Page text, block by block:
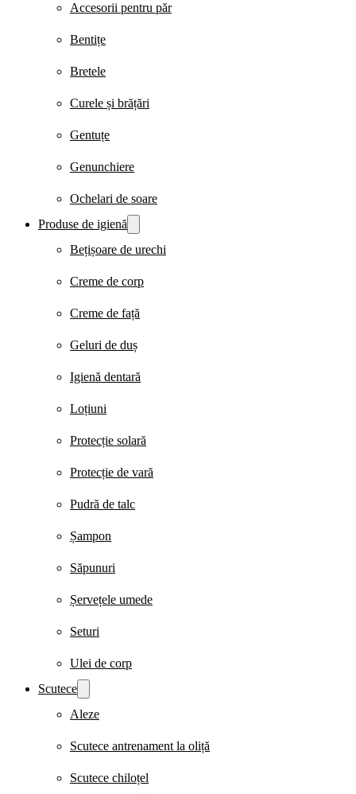
Accesorii pentru păr
Bentițe
Bretele
Curele și brățări
Gentuțe
Genunchiere
Ochelari de soare
Produse de igienă
Bețișoare de urechi
Creme de corp
Creme de față
Geluri de duș
Igienă dentară
Loțiuni
Protecție solară
Protecție de vară
Pudră de talc
Șampon
Săpunuri
Șervețele umede
Seturi
Ulei de corp
Scutece
Aleze
Scutece antrenament la oliță
Scutece chiloțel